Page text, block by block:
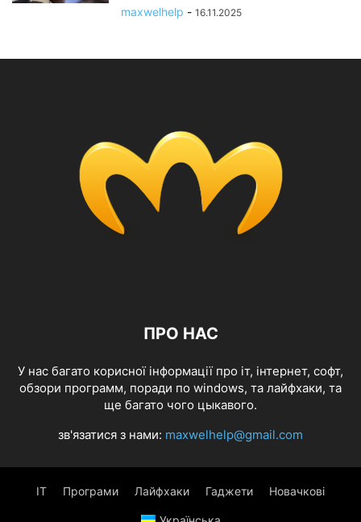
maxwelhelp - 16.11.2025
ПРО НАС
У нас багато корисної інформації про іт, інтернет, софт,
обзори программ, поради по windows, та лайфхаки, та
ще багато чого цыкавого.
зв'язатися з нами: maxwelhelp@gmail.com
IT Програми Лайфхаки Гаджети Новачкові